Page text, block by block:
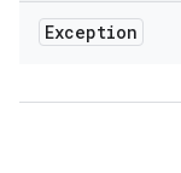
Exception